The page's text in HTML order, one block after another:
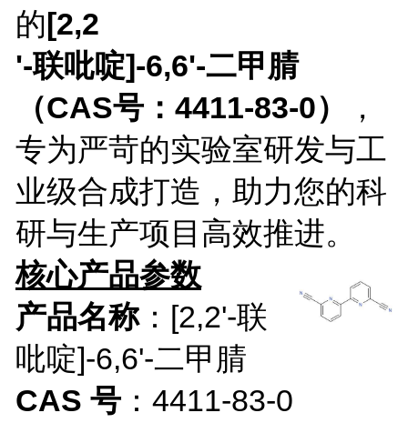
的[2,2
'-联吡啶]-6,6'-二甲腈
（CAS号：4411-83-0）
，
专为严苛的实验室研发与工
业级合成打造，助力您的科
研与生产项目高效推进。
核心产品参数
产品名称：[2,2'-联
吡啶]-6,6'-二甲腈
CAS 号： 4411-83-0